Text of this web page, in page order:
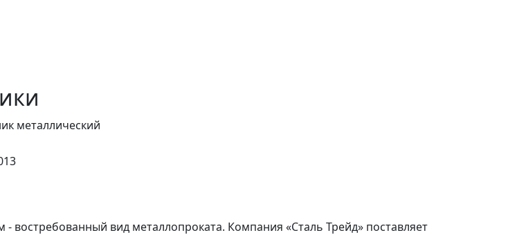
металлический
востребованный вид металлопроката. Компания «Сталь Трейд» поставляет